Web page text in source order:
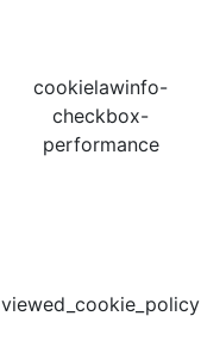
cookielawinfo-
checkbox-
performance
viewed_cookie_policy